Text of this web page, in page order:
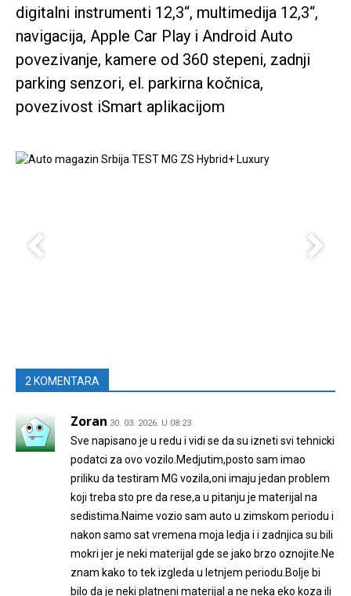
digitalni instrumenti 12,3“, multimedija 12,3“,
navigacija, Apple Car Play i Android Auto
povezivanje, kamere od 360 stepeni, zadnji
parking senzori, el. parkirna kočnica,
povezivost iSmart aplikacijom
2 KOMENTARA
Zoran 30. 03. 2026. U 08:23
Sve napisano je u redu i vidi se da su izneti svi tehnicki
podatci za ovo vozilo.Medjutim,posto sam imao
priliku da testiram MG vozila,oni imaju jedan problem
koji treba sto pre da rese,a u pitanju je materijal na
sedistima.Naime vozio sam auto u zimskom periodu i
nakon samo sat vremena moja ledja i i zadnjica su bili
mokri jer je neki materijal gde se jako brzo oznojite.Ne
znam kako to tek izgleda u letnjem periodu.Bolje bi
bilo da je neki platneni materijal a ne neka eko koza ili